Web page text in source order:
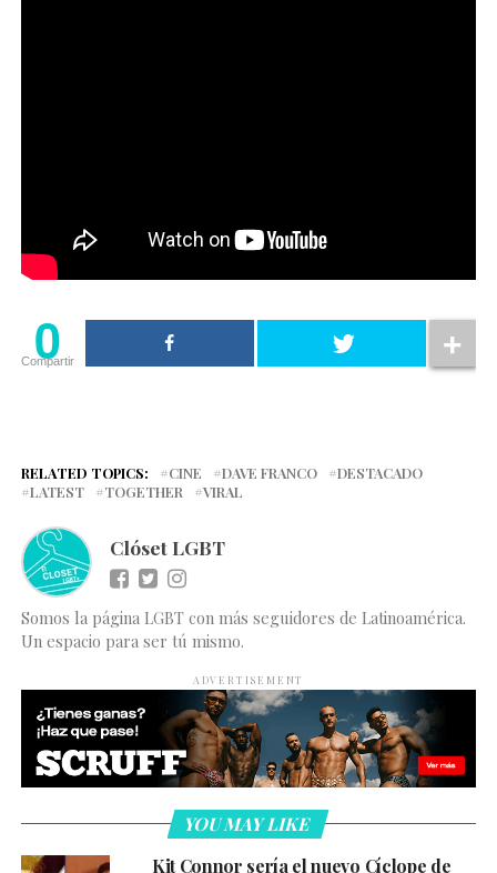
0
Compartir
RELATED TOPICS: CINE DAVE FRANCO
DESTACADO
LATEST
TOGETHER VIRAL
Clóset LGBT
Somos la página LGBT con más seguidores de Latinoamérica.
Un espacio para ser tú mismo.
ADVERTISEMENT
YOU MAY LIKE
Kit Connor sería el nuevo Cíclope de